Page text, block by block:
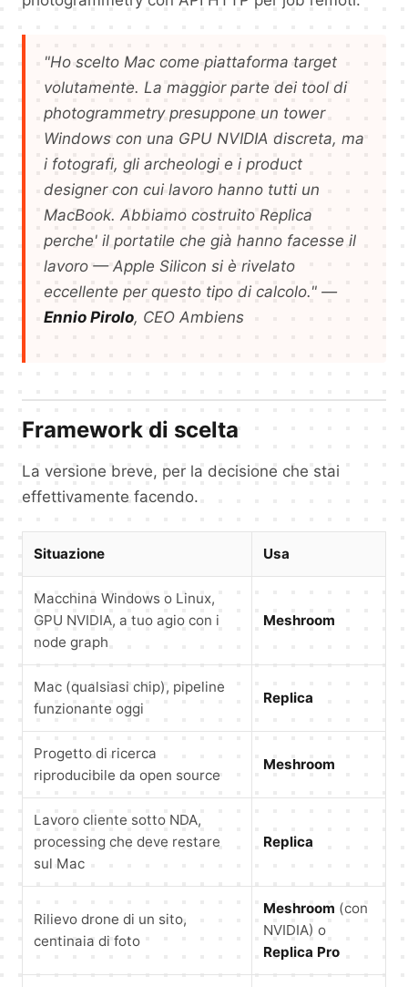
"Ho scelto Mac come piattaforma target
volutamente. La maggior parte dei tool di
photogrammetry presuppone un tower
Windows con una GPU NVIDIA discreta, ma
i fotografi, gli archeologi e i product
designer con cui lavoro hanno tutti un
MacBook. Abbiamo costruito Replica
perche' il portatile che già hanno facesse il
lavoro — Apple Silicon si è rivelato
eccellente per questo tipo di calcolo." —
Ennio Pirolo, CEO Ambiens
Framework di scelta
La versione breve, per la decisione che stai
effettivamente facendo.
Situazione Usa
Macchina Windows o Linux,
GPU NVIDIA, a tuo agio con i
node graph
Meshroom
Mac (qualsiasi chip), pipeline
funzionante oggi
Replica
Progetto di ricerca
riproducibile da open source
Meshroom
Lavoro cliente sotto NDA,
processing che deve restare
sul Mac
Replica
Rilievo drone di un sito,
centinaia di foto
Meshroom (con
NVIDIA) o
Replica Pro